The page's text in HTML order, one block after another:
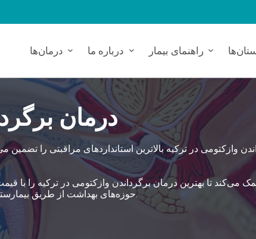
درمان‌ها درباره ما راهنمای بیمار
درمان
وازکتومی در ترکیه بالاترین استانداردهای مراقبتی را
حوزه‌های بهداشت از طریق بیمارستان‌های وابسته یک رویکرد 360 درجه‌ای خدماتی اتخاذ می‌کند.